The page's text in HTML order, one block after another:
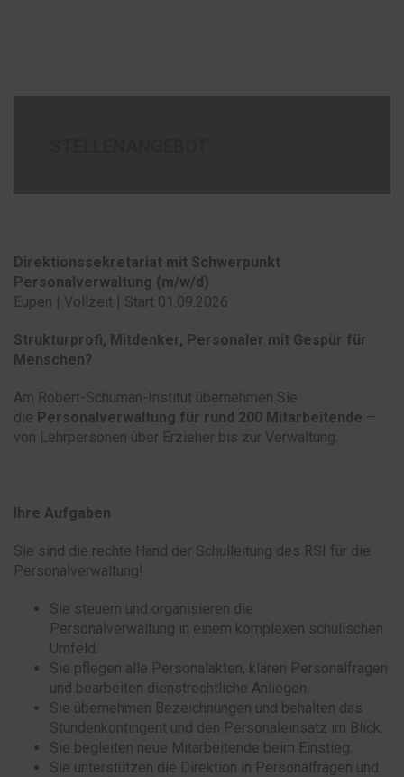
Direktionssekretariat mit Schwerpunkt
Personalverwaltung (m/w/d)
Eupen | Vollzeit | Start 01.09.2026
Strukturprofi, Mitdenker, Personaler mit Gespür für
Menschen?
Am Robert-Schuman-Institut übernehmen Sie
die Personalverwaltung für rund 200 Mitarbeitende –
von Lehrpersonen über Erzieher bis zur Verwaltung.
Ihre Aufgaben
Sie sind die rechte Hand der Schulleitung des RSI für die
Personalverwaltung!
Sie steuern und organisieren die
Personalverwaltung in einem komplexen schulischen
Umfeld.
Sie pflegen alle Personalakten, klären Personalfragen
und bearbeiten dienstrechtliche Anliegen.
Sie übernehmen Bezeichnungen und behalten das
Stundenkontingent und den Personaleinsatz im Blick.
Sie begleiten neue Mitarbeitende beim Einstieg.
Sie unterstützen die Direktion in Personalfragen und